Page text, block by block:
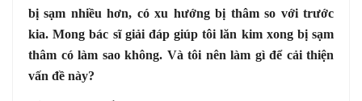
bị sạm nhiều hơn, có xu hướng bị thâm so với trước
kia. Mong bác sĩ giải đáp giúp tôi lăn kim xong bị sạm
thâm có làm sao không. Và tôi nên làm gì để cải thiện
vấn đề này?